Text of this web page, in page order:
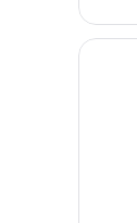
片
雙
人
床